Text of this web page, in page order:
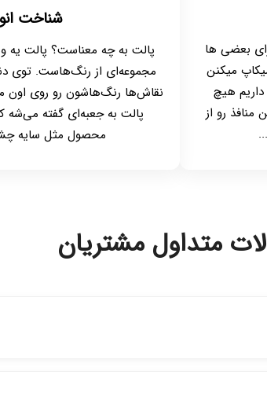
بعضی ها
میکنن
هیچ
منافذ رو از
شناخت
پالت به چه معناست؟ پالت یه
مجموعه‌ای از رنگ‌هاست. توی
نقاش‌ها رنگ‌هاشون رو روی اون
پالت به جعبه‌ای گفته
محصول مثل سایه
متداول مشتریان